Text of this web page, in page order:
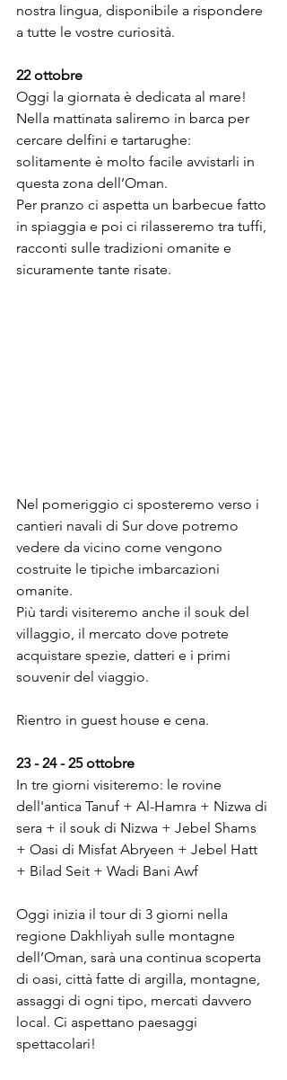
nostra lingua, disponibile a rispondere
a tutte le vostre curiosità.
22 ottobre
Oggi la giornata è dedicata al mare!
Nella mattinata saliremo in barca per
cercare delfini e tartarughe:
solitamente è molto facile avvistarli in
questa zona dell’Oman.
Per pranzo ci aspetta un barbecue fatto
in spiaggia e poi ci rilasseremo tra tuffi,
racconti sulle tradizioni omanite e
sicuramente tante risate.
Nel pomeriggio ci sposteremo verso i
cantieri navali di Sur dove potremo
vedere da vicino come vengono
costruite le tipiche imbarcazioni
omanite.
Più tardi visiteremo anche il souk del
villaggio, il mercato dove potrete
acquistare spezie, datteri e i primi
souvenir del viaggio.
Rientro in guest house e cena.
23 - 24 - 25 ottobre
In tre giorni visiteremo: le rovine
dell'antica Tanuf + Al-Hamra + Nizwa di
sera + il souk di Nizwa + Jebel Shams
+ Oasi di Misfat Abryeen + Jebel Hatt
+ Bilad Seit + Wadi Bani Awf
Oggi inizia il tour di 3 giorni nella
regione Dakhliyah sulle montagne
dell’Oman, sarà una continua scoperta
di oasi, città fatte di argilla, montagne,
assaggi di ogni tipo, mercati davvero
local. Ci aspettano paesaggi
spettacolari!